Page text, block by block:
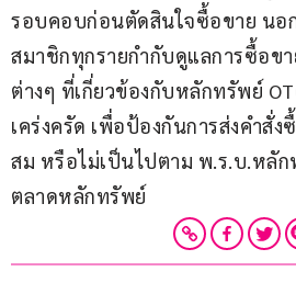
รอบคอบก่อนตัดสินใจซื้อขาย นอ
สมาชิกทุกรายกำกับดูแลการซื้อขา
ต่างๆ ที่เกี่ยวข้องกับหลักทรัพย์
เคร่งครัด เพื่อป้องกันการส่งคำสั่
สม หรือไม่เป็นไปตาม พ.ร.บ.หลั
ตลาดหลักทรัพย์